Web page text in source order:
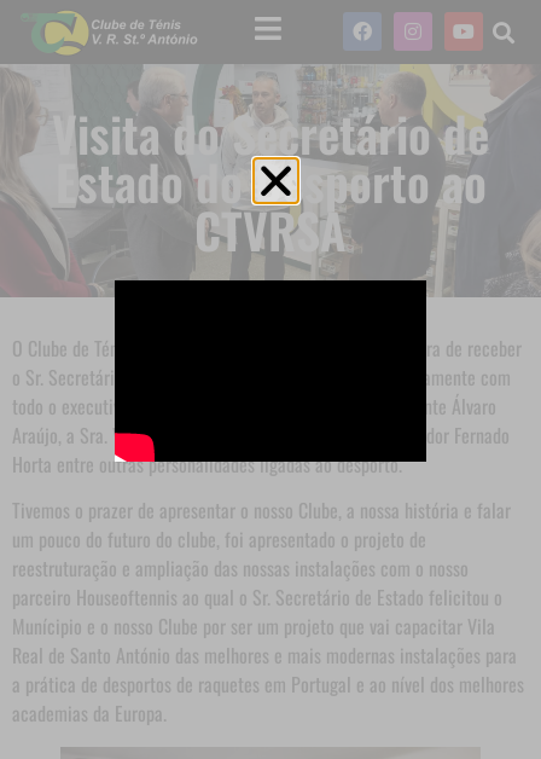
Visita do Secretário de
Estado do Desporto ao
CTVRSA
O Clube de Ténis de Vila Real de Santo António teve a honra de receber
o Sr. Secretário de Estado do Desporto Dr. Pedro Dias juntamente com
todo o executivo da nossa Câmara Municipal o Sr. Presidente Álvaro
Araújo, a Sra. Vice Presidente Patrícia Jerónimo, Sr. Vereador Fernado
Horta entre outras personalidades ligadas ao desporto.
Tivemos o prazer de apresentar o nosso Clube, a nossa história e falar
um pouco do futuro do clube, foi apresentado o projeto de
reestruturação e ampliação das nossas instalações com o nosso
parceiro Houseoftennis ao qual o Sr. Secretário de Estado felicitou o
Munícipio e o nosso Clube por ser um projeto que vai capacitar Vila
Real de Santo António das melhores e mais modernas instalações para
a prática de desportos de raquetes em Portugal e ao nível dos melhores
academias da Europa.